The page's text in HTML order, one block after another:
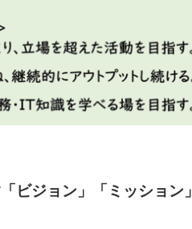
ビジョン」「ミッション」